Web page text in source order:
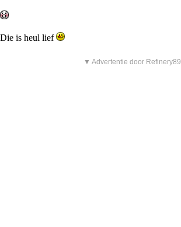
Die is heul lief
▼ Advertentie door Refinery89